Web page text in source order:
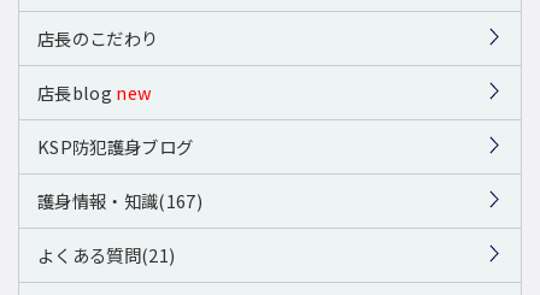
店長のこだわり
店長blog new
KSP防犯護身ブログ
護身情報・知識(167)
よくある質問(21)